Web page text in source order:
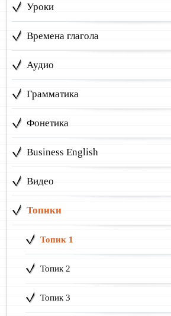
Уроки
Времена глагола
Аудио
Грамматика
Фонетика
Business English
Видео
Топики
Топик 1
Топик 2
Топик 3